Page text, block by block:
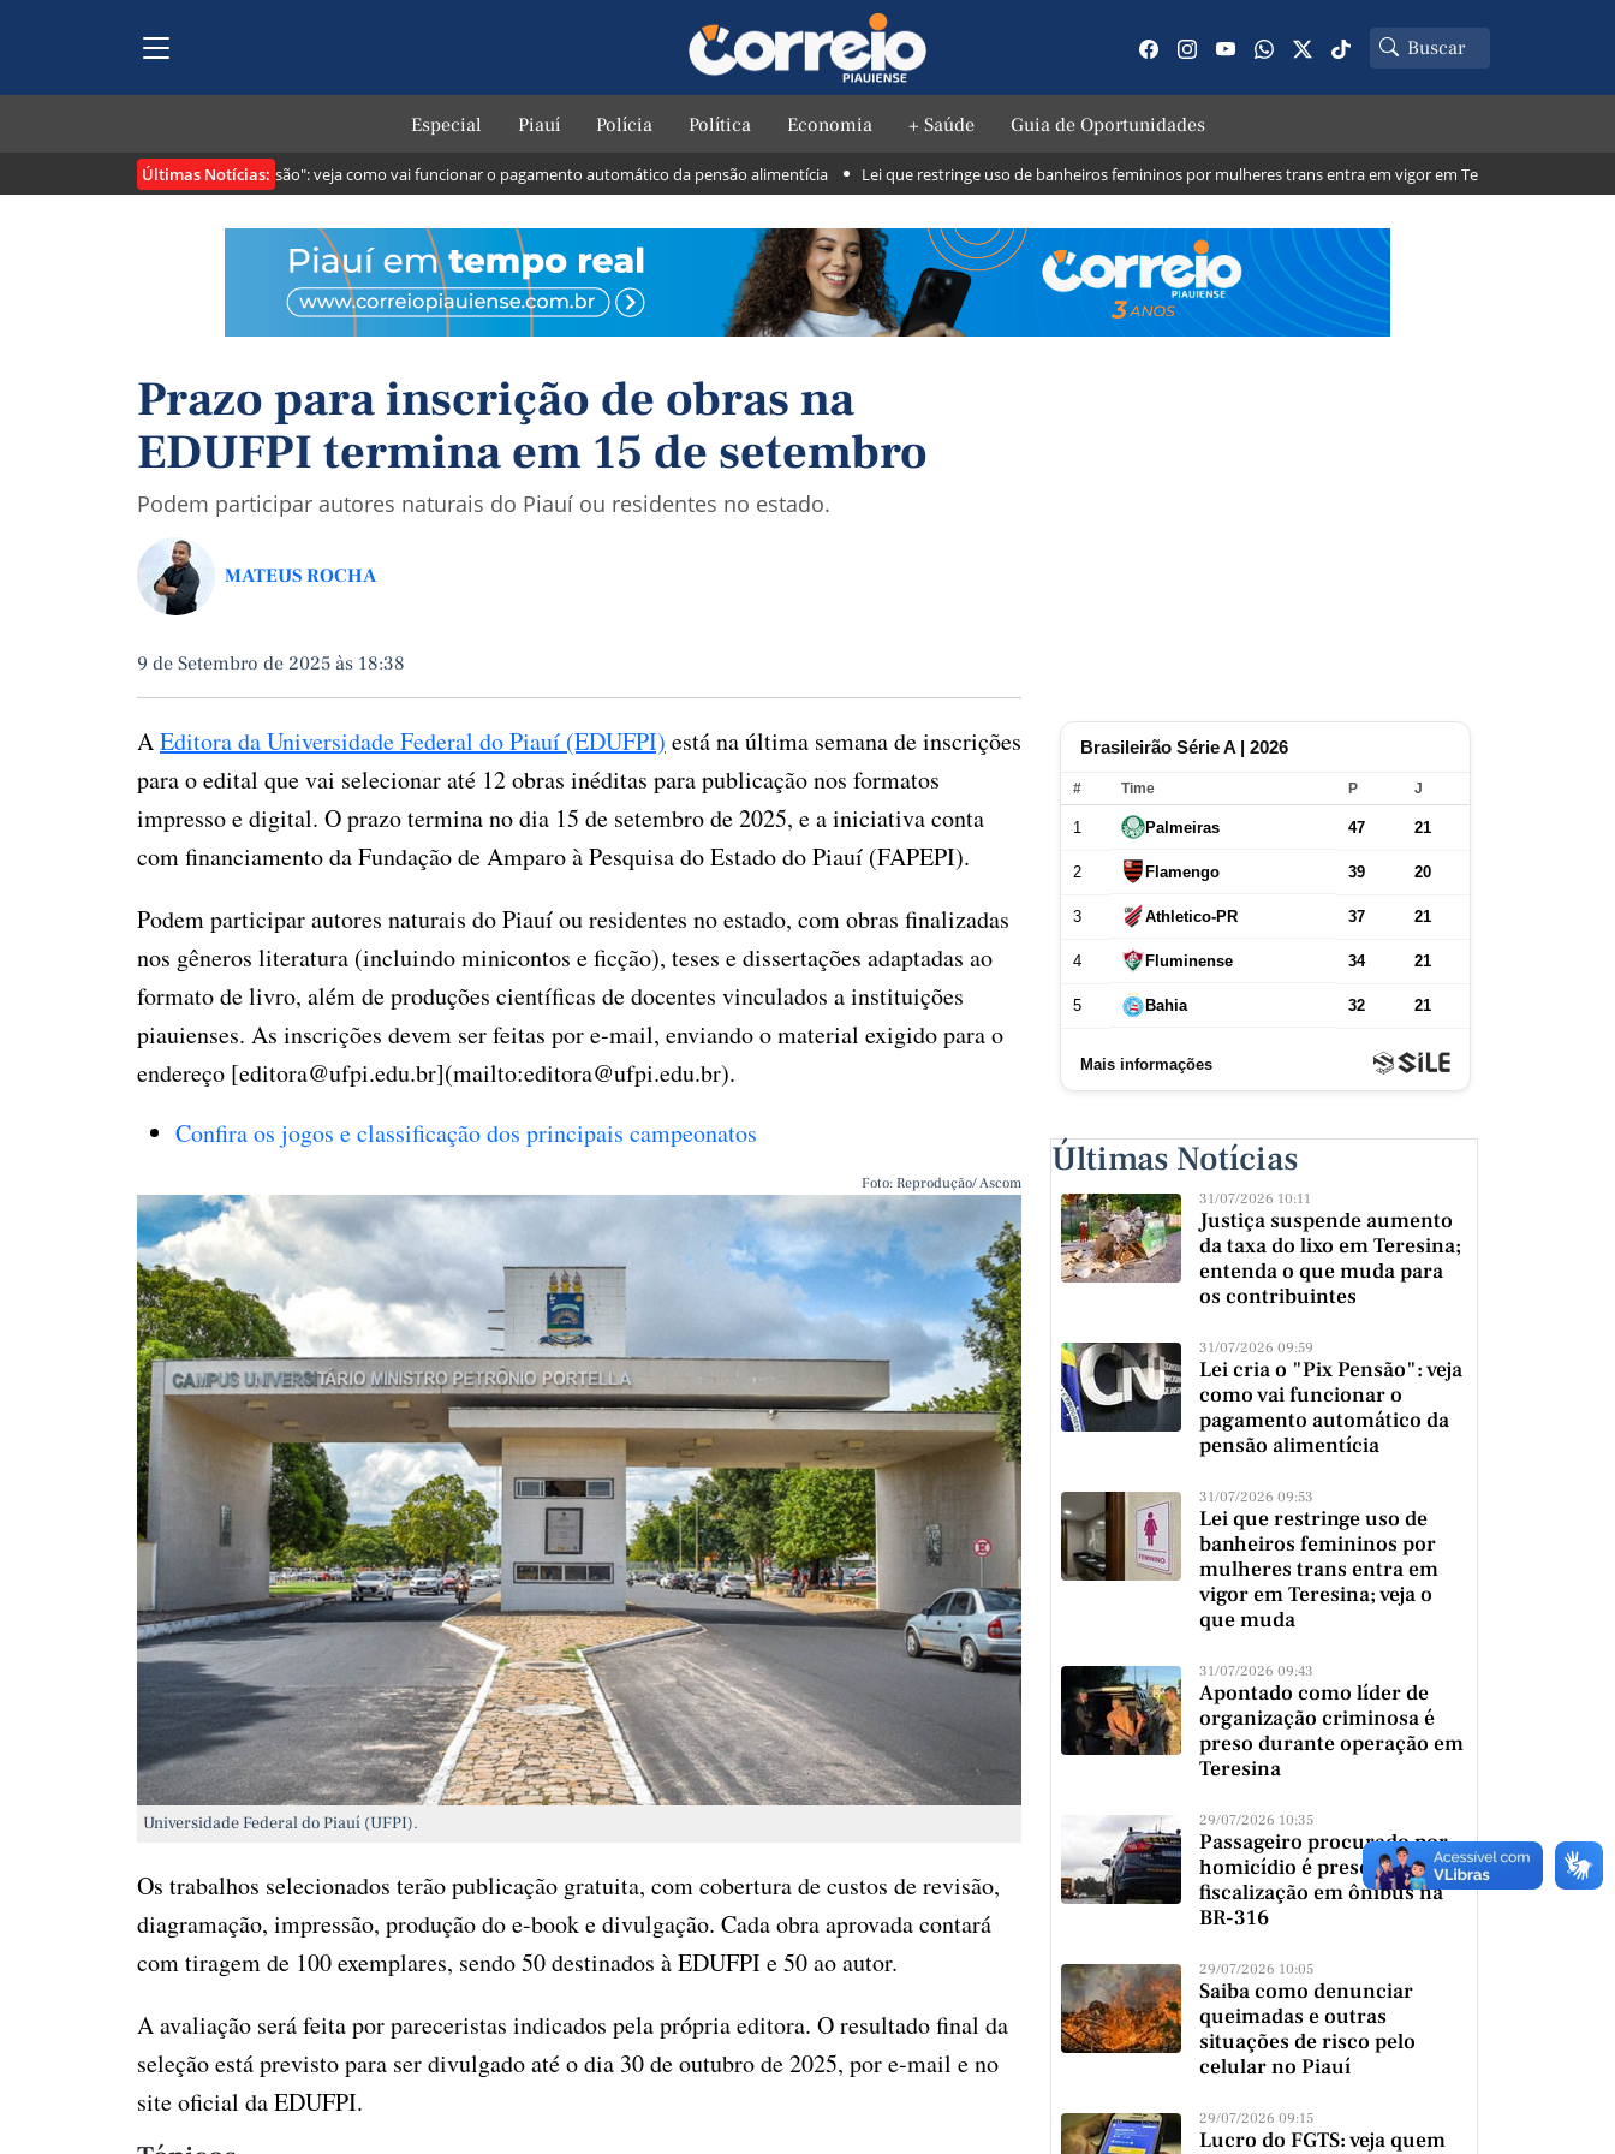
Especial Piauí Polícia Política Economia + Saúde Guia de Oportunidades
Últimas Notícias:
Lei cria o "Pix Pensão": veja como vai funcionar o pagamento automático da pensão alimentícia Lei que restringe uso de banheiros femininos por mulheres trans entra em vigor em Teresina; veja o que muda
Prazo para inscrição de obras na
EDUFPI termina em 15 de setembro
Podem participar autores naturais do Piauí ou residentes no estado.
MATEUS ROCHA
9 de Setembro de 2025 às 18:38
AEditora da Universidade Federal do Piauí (EDUFPI) está na última semana de inscrições
para o edital que vai selecionar até 12 obras inéditas para publicação nos formatos
impresso e digital. O prazo termina no dia 15 de setembro de 2025, e a iniciativa conta
com financiamento da Fundação de Amparo à Pesquisa do Estado do Piauí (FAPEPI).
Podem participar autores naturais do Piauí ou residentes no estado, com obras finalizadas
nos gêneros literatura (incluindo minicontos e ficção), teses e dissertações adaptadas ao
formato de livro, além de produções científicas de docentes vinculados a instituições
piauienses. As inscrições devem ser feitas por e-mail, enviando o material exigido para o
endereço [editora@ufpi.edu.br](mailto:editora@ufpi.edu.br).
Confira os jogos e classificação dos principais campeonatos
Foto: Reprodução/ Ascom
Universidade Federal do Piauí (UFPI).
Os trabalhos selecionados terão publicação gratuita, com cobertura de custos de revisão,
diagramação, impressão, produção do e-book e divulgação. Cada obra aprovada contará
com tiragem de 100 exemplares, sendo 50 destinados à EDUFPI e 50 ao autor.
A avaliação será feita por pareceristas indicados pela própria editora. O resultado final da
seleção está previsto para ser divulgado até o dia 30 de outubro de 2025, por e-mail e no
site oficial da EDUFPI.
Últimas Notícias
31/07/2026 10:11
Justiça suspende aumento
da taxa do lixo em Teresina;
entenda o que muda para
os contribuintes
31/07/2026 09:59
Lei cria o "Pix Pensão": veja
como vai funcionar o
pagamento automático da
pensão alimentícia
31/07/2026 09:53
Lei que restringe uso de
banheiros femininos por
mulheres trans entra em
vigor em Teresina; veja o
que muda
31/07/2026 09:43
Apontado como líder de
organização criminosa é
preso durante operação em
Teresina
29/07/2026 10:35
Passageiro procurado por
homicídio é preso durante
fiscalização em ônibus na
BR-316
29/07/2026 10:05
Saiba como denunciar
queimadas e outras
situações de risco pelo
celular no Piauí
29/07/2026 09:15
Lucro do FGTS: veja quem